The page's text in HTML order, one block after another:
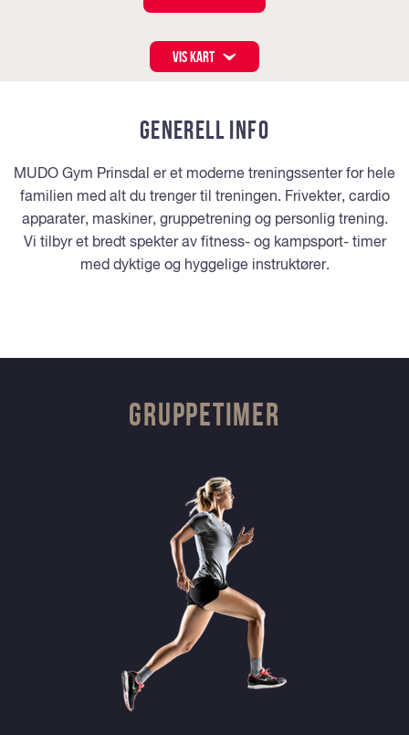
VIS KART
GENERELL INFO
MUDO Gym Prinsdal er et moderne treningssenter for hele
familien med alt du trenger til treningen. Frivekter, cardio
apparater, maskiner, gruppetrening og personlig trening.
Vi tilbyr et bredt spekter av fitness- og kampsport- timer
med dyktige og hyggelige instruktører.
GRUPPETIMER